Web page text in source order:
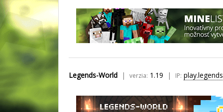
Legends-World verzia: 1.19 IP: